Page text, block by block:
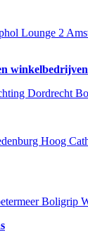
winkelbedrijven